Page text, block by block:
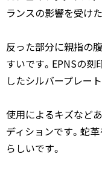
ランスの影響を受け
反った部分に親指の
すいです。EPNSの刻
したシルバープレー
使用によるキズなど
ディションです。蛇
らしいです。